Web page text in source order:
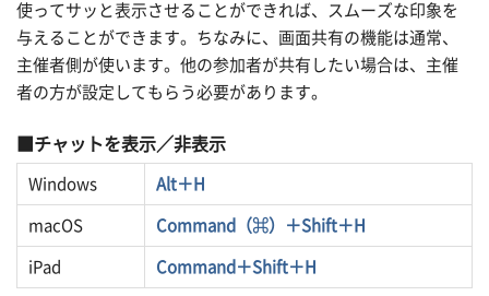
使ってサッと表示させることができれば、スムーズな印象を
与えることができます。ちなみに、画面共有の機能は通常、
主催者側が使います。他の参加者が共有したい場合は、主催
者の方が設定してもらう必要があります。
チャットを表示／非表示
Windows Alt＋H
macOS Command（⌘）＋Shift＋H
iPad Command＋Shift＋H